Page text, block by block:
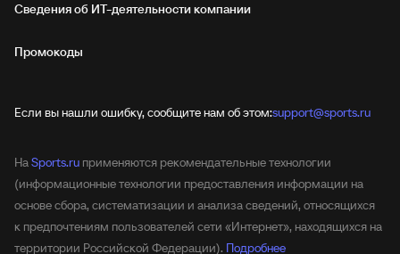
Сведения об ИТ‑деятельности компании
Промокоды
Если вы нашли ошибку, сообщите нам об этом:support@sports.ru
НаSports.ru применяются рекомендательные технологии
(информационные технологии предоставления информации на
основе сбора, систематизации и анализа сведений, относящихся
к предпочтениям пользователей сети «Интернет», находящихся на
территории Российской Федерации). Подробнее